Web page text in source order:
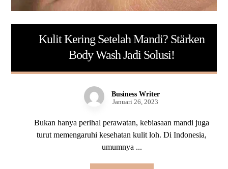
Kulit Kering Setelah Mandi? Stärken
Body Wash Jadi Solusi!
Business Writer
Januari 26, 2023
Bukan hanya perihal perawatan, kebiasaan mandi juga
turut memengaruhi kesehatan kulit loh. Di Indonesia,
umumnya ...